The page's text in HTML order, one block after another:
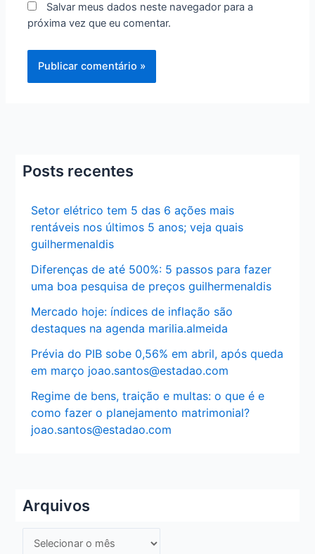
Salvar meus dados neste navegador para a
próxima vez que eu comentar.
Posts recentes
Setor elétrico tem 5 das 6 ações mais
rentáveis nos últimos 5 anos; veja quais
guilhermenaldis
Diferenças de até 500%: 5 passos para fazer
uma boa pesquisa de preços guilhermenaldis
Mercado hoje: índices de inflação são
destaques na agenda marilia.almeida
Prévia do PIB sobe 0,56% em abril, após queda
em março joao.santos@estadao.com
Regime de bens, traição e multas: o que é e
como fazer o planejamento matrimonial?
joao.santos@estadao.com
Arquivos